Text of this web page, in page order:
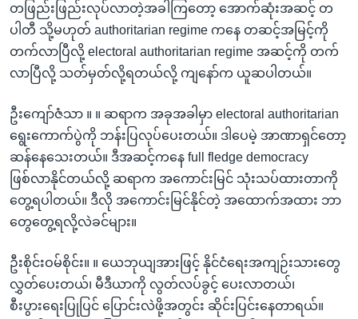
တဖြည်းဖြည်းလုပ်လာတဲ့အခါကြတော့ အောက်ဆုံးအဆင့် တ
ပါတီ သို့မဟုတ် authoritarian regime ကနေ တဆင့်အမြင့်ကို
တက်လာပြီလို့ electoral authoritarian regime အဆင့်ကို တက်
လာပြီလို့ သတ်မှတ်လို့ရတယ်လို့ ကျနော်က ယူဆပါတယ်။
ဦးကျော်ဇံသာ ။ ။ ဆရာက အခုအခါမှာ electoral authoritarian
ရွေးကောက်ပွဲကို ဘန်းပြလုပ်ပေးတယ်။ ဒါပေမဲ့ အာဏာရှင်တော့
ဆန်နေသေးတယ်။ ဒီအဆင့်ကနေ full fledge democracy
ဖြစ်လာနိုင်တယ်လို့ ဆရာက အကောင်းမြင် သုံးသပ်ထားတာကို
တွေ့ရပါတယ်။ ဒီလို အကောင်းမြင်နိုင်တဲ့ အထောက်အထား ဘာ
တွေတွေ့ရလို့လဲခင်များ။
ဦးစိုင်းဝမ်စိုင်း။ ။ ယေဘုယျအားဖြင့် နိုင်ငံရေးအကျဉ်းသားတွေ
လွှတ်ပေးတယ်၊ မီဒီယာကို လွတ်လပ်ခွင့် ပေးလာတယ်၊
စီးပွားရေးပြုပြင် ပြောင်းလဲဖို့အတွင်း ဆိုင်းပြင်းနေတာရယ်။